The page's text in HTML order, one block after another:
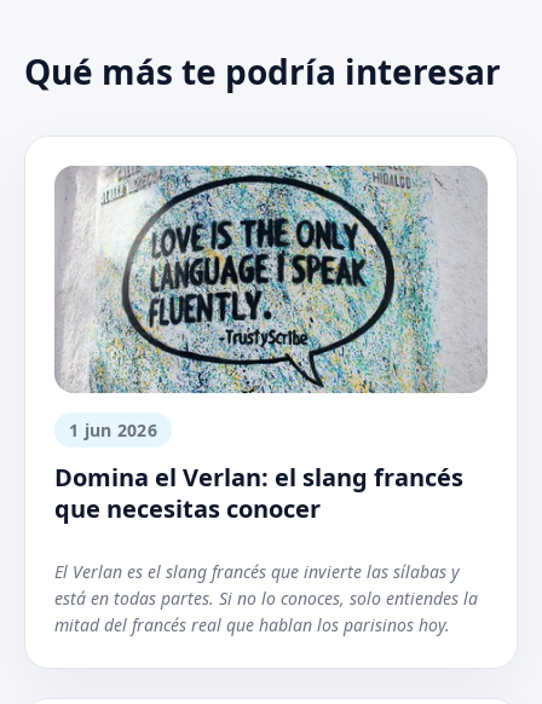
Qué más te podría interesar
1 jun 2026
Domina el Verlan: el slang francés
que necesitas conocer
El Verlan es el slang francés que invierte las sílabas y
está en todas partes. Si no lo conoces, solo entiendes la
mitad del francés real que hablan los parisinos hoy.